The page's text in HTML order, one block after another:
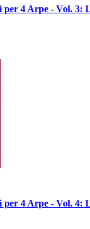
per 4 Arpe - Vol. 3:
per 4 Arpe - Vol. 4: